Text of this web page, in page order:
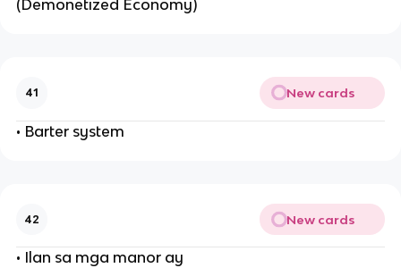
(Demonetized Economy)
41 New cards
• Barter system
42 New cards
• Ilan sa mga manor ay